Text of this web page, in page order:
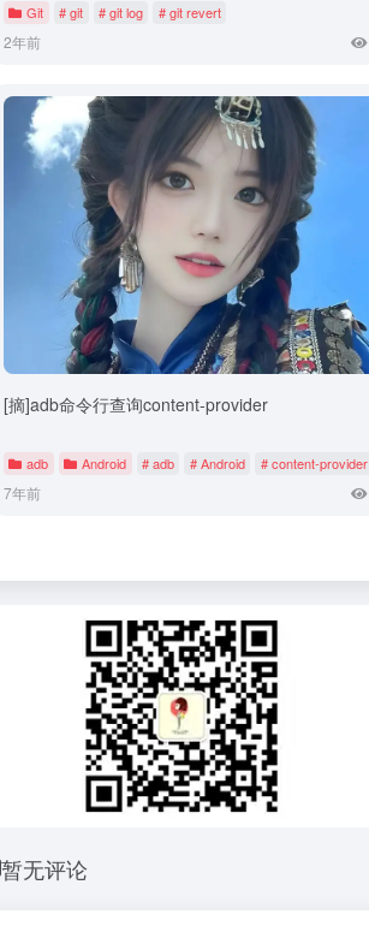
Git # git # git log # git revert
2年前
[摘]adb命令行查询content-provider
adb Android # adb # Android # content-provider
7年前
暂无评论